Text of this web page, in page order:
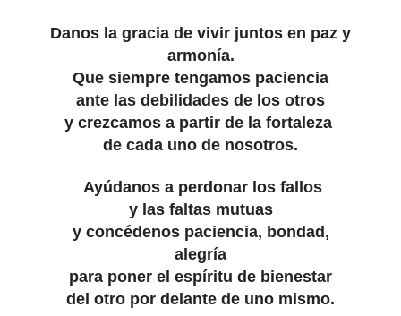
Danos la gracia de vivir juntos en paz y
armonía.
Que siempre tengamos paciencia
ante las debilidades de los otros
y crezcamos a partir de la fortaleza
de cada uno de nosotros.
Ayúdanos a perdonar los fallos
y las faltas mutuas
y concédenos paciencia, bondad,
alegría
para poner el espíritu de bienestar
del otro por delante de uno mismo.